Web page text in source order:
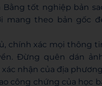
Bằng tốt nghiệp bản
mang theo bản gốc
chính xác mọi thông
Đừng quên dán
nhận của địa
công chứng của học